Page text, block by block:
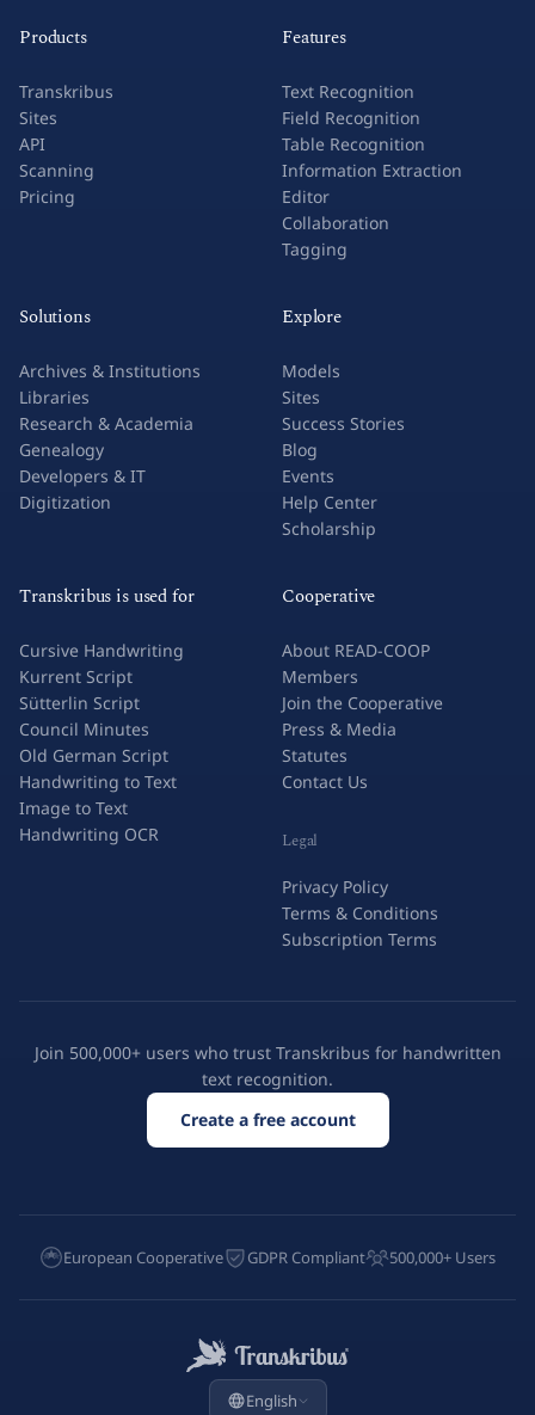
Products
Transkribus
Sites
API
Scanning
Pricing
Features
Text Recognition
Field Recognition
Table Recognition
Information Extraction
Editor
Collaboration
Tagging
Solutions
Archives & Institutions
Libraries
Research & Academia
Genealogy
Developers & IT
Digitization
Explore
Models
Sites
Success Stories
Blog
Events
Help Center
Scholarship
Transkribus is used for
Cursive Handwriting
Kurrent Script
Sütterlin Script
Council Minutes
Old German Script
Handwriting to Text
Image to Text
Handwriting OCR
Cooperative
About READ-COOP
Members
Join the Cooperative
Press & Media
Statutes
Contact Us
Legal
Privacy Policy
Terms & Conditions
Subscription Terms
Join 500,000+ users who trust Transkribus for handwritten
text recognition.
Create a free account
European Cooperative GDPR Compliant 500,000+ Users
English